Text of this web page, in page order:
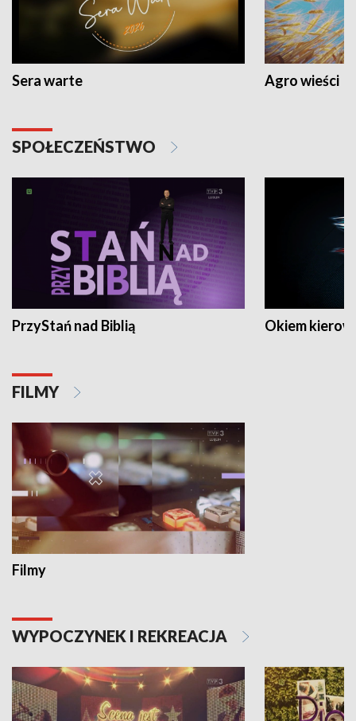
Sera warte Agro wieści
SPOŁECZEŃSTWO
PrzyStań nad Biblią Okiem
FILMY
Filmy
WYPOCZYNEK I REKREACJA